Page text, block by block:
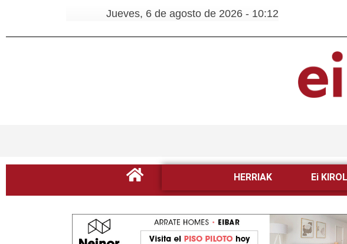
Jueves, 6 de agosto de 2026 - 10:12
HERRIAK Ei